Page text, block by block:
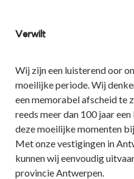
Verwilt
Wij zijn een luisterend oor
moeilijke periode. Wij
een memorabel afscheid te
reeds meer dan 100 jaar
deze moeilijke momenten
Met onze vestigingen in
kunnen wij eenvoudig
provincie Antwerpen.